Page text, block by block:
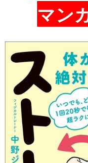
マン